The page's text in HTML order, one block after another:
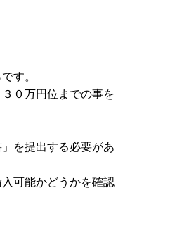
す。
０万円位までの事を
を提出する必要があ
可能かどうかを確認